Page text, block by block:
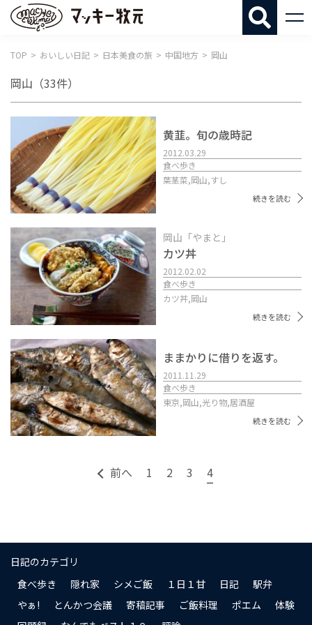
TOP おいしい日記 日本美食の旅 中国地方 岡山
岡山 （33件）
黄韮。旬の歳時記
2012.03.29
食べ歩き
葉茎菜,岡山,すし
続きを読む
岡山「やまと」
カツ丼
2012.02.02
食べ歩き
カツ丼,岡山
続きを読む
ままかりに借りを返す。
2011.11.29
食べ歩き
東京,岡山,光り物,居酒屋
続きを読む
前へ 1 2 3 4
日記のカテゴリ
食べ歩き
隠れ家 シメご飯 １日１甘 日記
駅弁
やぁ!
とんかつ会議 寄稿記事 ご飯料理 ポエム
体験